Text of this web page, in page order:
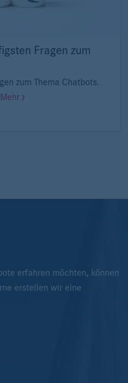
Fragen zum
zum Thema Chatbots.
Mehr
erfahren möchten, können
erstellen wir eine